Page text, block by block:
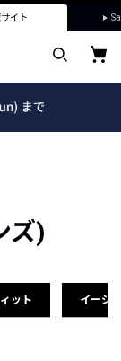
イト
ズ)
ット イージ